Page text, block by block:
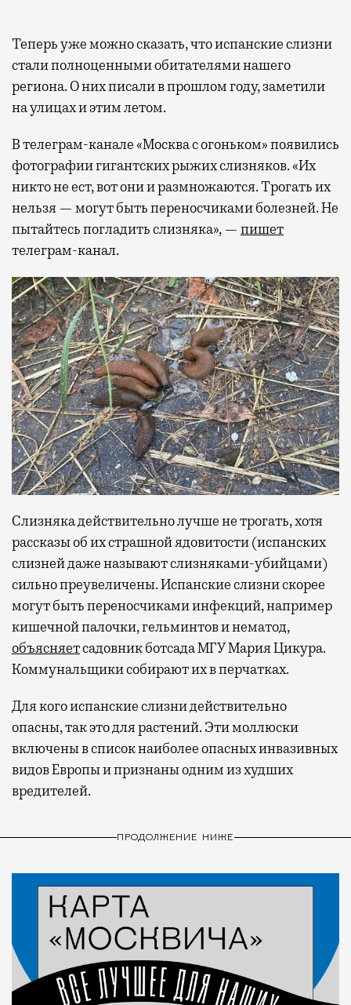
Теперь уже можно сказать, что испанские слизни
стали полноценными обитателями нашего
региона. О них писали в прошлом году, заметили
на улицах и этим летом.
В телеграм-канале «Москва с огоньком» появились
фотографии гигантских рыжих слизняков. «Их
никто не ест, вот они и размножаются. Трогать их
нельзя — могут быть переносчиками болезней. Не
пытайтесь погладить слизняка», — пишет
телеграм-канал.
Слизняка действительно лучше не трогать, хотя
рассказы об их страшной ядовитости (испанских
слизней даже называют слизняками-убийцами)
сильно преувеличены. Испанские слизни скорее
могут быть переносчиками инфекций, например
кишечной палочки, гельминтов и нематод,
объясняетсадовник ботсада МГУ Мария Цикура.
Коммунальщики собирают их в перчатках.
Для кого испанские слизни действительно
опасны, так это для растений. Эти моллюски
включены в список наиболее опасных инвазивных
видов Европы и признаны одним из худших
вредителей.
ПРОДОЛЖЕНИЕ НИЖЕ